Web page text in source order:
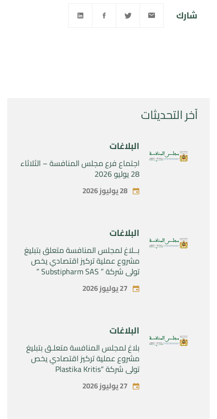
آخر التحديثات
البلاغات
اجتماع فرع مجلس المنافسة – الثلاثاء
28 يوليو 2026
28 يوليوز 2026
البلاغات
بــلاغ لمجلس المنافسة متعلق بتبليغ
مشروع عملية تركيز اقتصادي يخص
تولي شركة ” Substipharm SAS ”
المراقبة الحصرية للأصول والحقوق
المتعلقة بالمنتجين الصيدلانيين”
27 يوليوز 2026
البلاغات
بلاغ لمجلس المنافسة متعلـق بتبليغ
مشروع عملية تركيز اقتصادي يخص
تولي شركة “Plastika Kritis
SA”المراقبة الحصرية لشركة
“Naturplas Industrial SARL” 27 يوليوز 2026
شارك